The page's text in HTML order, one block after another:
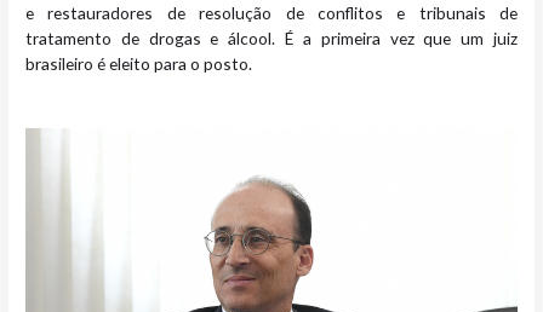
e restauradores de resolução de conflitos e tribunais de
tratamento de drogas e álcool. É a primeira vez que um juiz
brasileiro é eleito para o posto.